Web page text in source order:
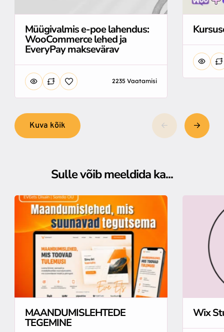
Müügivalmis e-poe lahendus:
WooCommerce lehed ja
EveryPay maksevärav
2235 Vaatamisi
Kuva kõik
Sulle võib meeldida ka...
MAANDUMISLEHTEDE
TEGEMINE
Wix